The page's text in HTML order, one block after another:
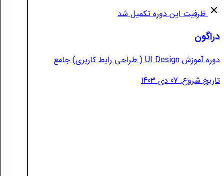
ظرفیت این دوره تکمیل شد
دراگون
دوره آموزش UI Design ( طراحی رابط کاربری) جامع
تاریخ شروع: 07 دی 1403